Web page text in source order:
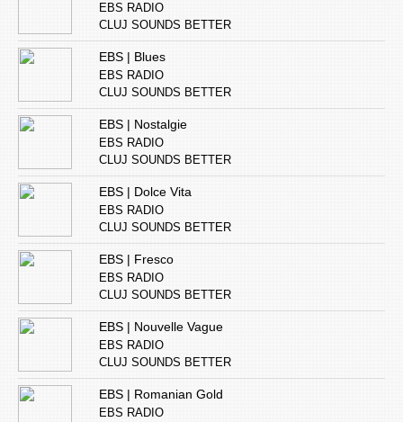
EBS RADIO
CLUJ SOUNDS BETTER
EBS | Blues
EBS RADIO
CLUJ SOUNDS BETTER
EBS | Nostalgie
EBS RADIO
CLUJ SOUNDS BETTER
EBS | Dolce Vita
EBS RADIO
CLUJ SOUNDS BETTER
EBS | Fresco
EBS RADIO
CLUJ SOUNDS BETTER
EBS | Nouvelle Vague
EBS RADIO
CLUJ SOUNDS BETTER
EBS | Romanian Gold
EBS RADIO